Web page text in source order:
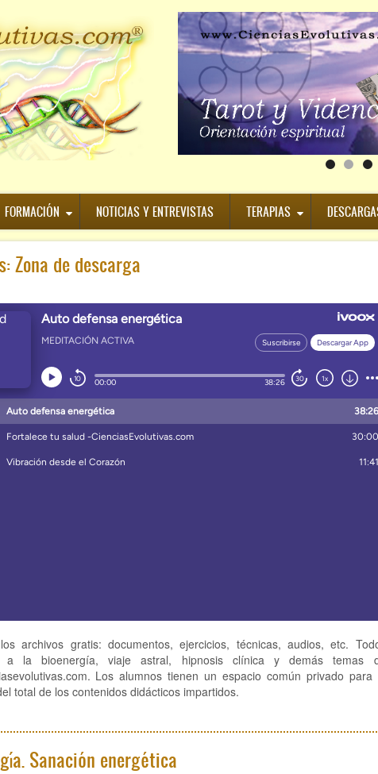
FORMACIÓN NOTICIAS Y ENTREVISTAS TERAPIAS
Zona de descarga
archivos gratis: documentos, ejercicios, técnicas, audios, etc.
a la bioenergía, viaje astral, hipnosis clínica y demás temas
Los alumnos tienen un espacio común privado para
total de los contenidos didácticos impartidos.
Sanación energética